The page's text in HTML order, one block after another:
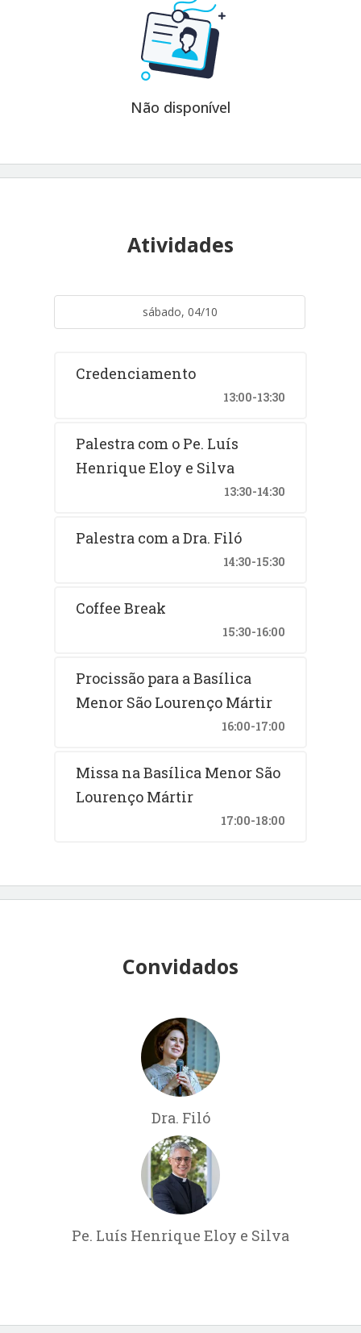
Não disponível
Atividades
sábado, 04/10
Credenciamento
13:00-13:30
Palestra com o Pe. Luís
Henrique Eloy e Silva
13:30-14:30
Palestra com a Dra. Filó
14:30-15:30
Coffee Break
15:30-16:00
Procissão para a Basílica
Menor São Lourenço Mártir
16:00-17:00
Missa na Basílica Menor São
Lourenço Mártir
17:00-18:00
Convidados
Dra. Filó
Pe. Luís Henrique Eloy e Silva